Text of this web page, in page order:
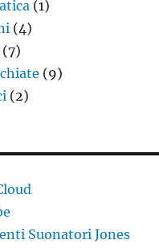
(1)
(4)
(7)
(9)
(2)
Suonatori Jones